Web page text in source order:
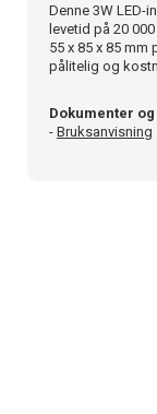
Denne 3W
levetid på 20
55 x 85 x 85
pålitelig og
Dokumenter
- Bruksanvisning